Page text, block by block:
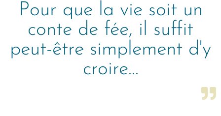
Pour que la vie soit un
conte de fée, il suffit
peut-être simplement d'y
croire...